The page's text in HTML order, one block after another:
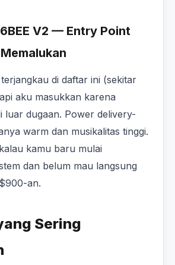
V2 — Entry Point
di daftar ini (sekitar
aku masukkan karena
luar dugaan. Power delivery-
warm dan musikalitas tinggi.
kamu baru mulai
dan belum mau langsung
an.
Sering